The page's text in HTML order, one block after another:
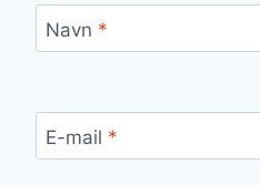
Navn *
E-mail *